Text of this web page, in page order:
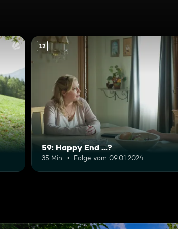
12
59: Happy End ...?
35 Min. Folge vom 09.01.2024